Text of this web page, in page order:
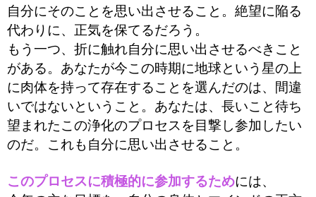
自分にそのことを思い出させること。絶望に陥る
代わりに、正気を保てるだろう。
もう一つ、折に触れ自分に思い出させるべきこと
がある。あなたが今この時期に地球という星の上
に肉体を持って存在することを選んだのは、間違
いではないということ。あなたは、長いこと待ち
望まれたこの浄化のプロセスを目撃し参加したい
のだ。これも自分に思い出させること。
このプロセスに積極的に参加するためには、